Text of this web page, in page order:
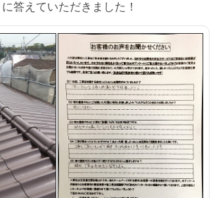
答えていただきました！